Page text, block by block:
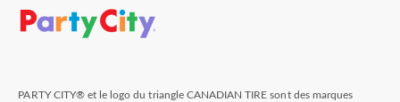
PARTY CITY® et le logo du triangle CANADIAN TIRE sont des marques